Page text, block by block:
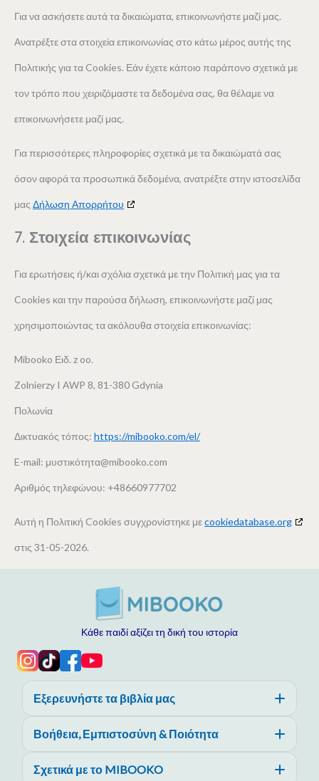
Για να ασκήσετε αυτά τα δικαιώματα, επικοινωνήστε μαζί μας.
Ανατρέξτε στα στοιχεία επικοινωνίας στο κάτω μέρος αυτής της
Πολιτικής για τα Cookies. Εάν έχετε κάποιο παράπονο σχετικά με
τον τρόπο που χειριζόμαστε τα δεδομένα σας, θα θέλαμε να
επικοινωνήσετε μαζί μας.
Για περισσότερες πληροφορίες σχετικά με τα δικαιώματά σας
όσον αφορά τα προσωπικά δεδομένα, ανατρέξτε στην ιστοσελίδα
μας Δήλωση Απορρήτου
7. Στοιχεία επικοινωνίας
Για ερωτήσεις ή/και σχόλια σχετικά με την Πολιτική μας για τα
Cookies και την παρούσα δήλωση, επικοινωνήστε μαζί μας
χρησιμοποιώντας τα ακόλουθα στοιχεία επικοινωνίας:
Mibooko Ειδ. z oo.
Zolnierzy I AWP 8, 81-380 Gdynia
Πολωνία
Δικτυακός τόπος: https://mibooko.com/el/
E-mail: μυστικότητα@mibooko.com
Αριθμός τηλεφώνου: +48660977702
Αυτή η Πολιτική Cookies συγχρονίστηκε μεcookiedatabase.org
στις 31-05-2026.
Κάθε παιδί αξίζει τη δική του ιστορία
Εξερευνήστε τα βιβλία μας
Βοήθεια, Εμπιστοσύνη & Ποιότητα
Σχετικά με το MIBOOKO